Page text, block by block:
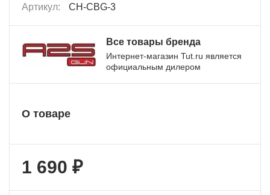
Артикул: CH-CBG-3
Все товары бренда
Интернет-магазин Tut.ru является
официальным дилером
О товаре
1 690 ₽